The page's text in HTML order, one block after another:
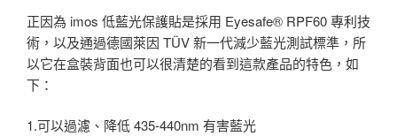
正因為 imos 低藍光保護貼是採用 Eyesafe® RPF60 專利技
術，以及通過德國萊因 TÜV 新一代減少藍光測試標準，所
以它在盒裝背面也可以很清楚的看到這款產品的特色，如
下：
1.可以過濾、降低 435-440nm 有害藍光